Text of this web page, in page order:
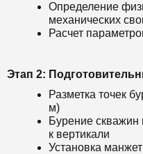
Определение
механических
Расчет
Этап 2:
Разметка точек
м)
Бурение скважин
к вертикали
Установка